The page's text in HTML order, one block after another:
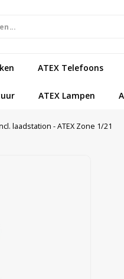
ATEX Telefoons
ATEX Lampen
laadstation - ATEX Zone 1/21